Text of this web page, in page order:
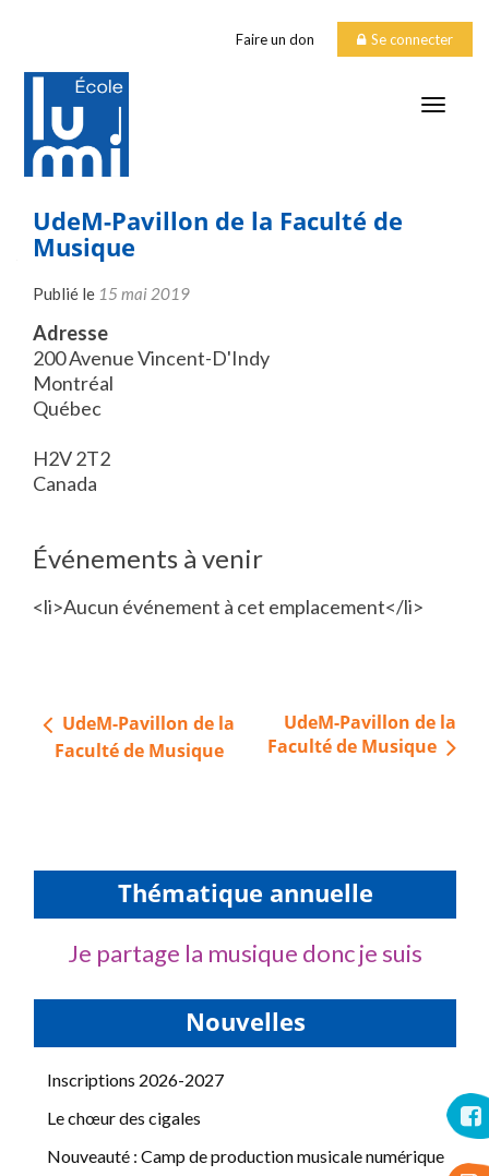
Faire un don Se connecter
UdeM-Pavillon de la Faculté de
Musique
Publié le 15 mai 2019
Adresse
200 Avenue Vincent-D'Indy
Montréal
Québec
H2V 2T2
Canada
Événements à venir
<li>Aucun événement à cet emplacement</li>
Navigation
de
UdeM-Pavillon de la
Faculté de Musique
UdeM-Pavillon de la
Faculté de Musique
Thématique annuelle
Je partage la musique donc je suis
Nouvelles
Inscriptions 2026-2027
Le chœur des cigales
Nouveauté : Camp de production musicale numérique